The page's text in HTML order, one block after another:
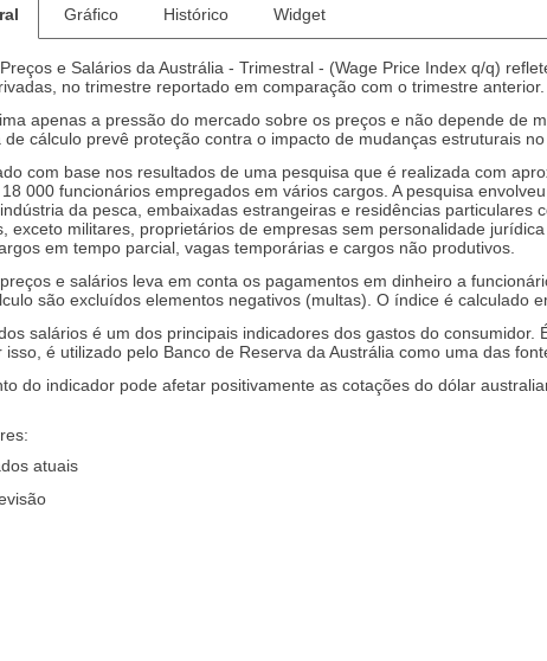
Gráfico Histórico Widget
e Salários da Austrália - Trimestral - (Wage Price Index q/q)
no trimestre reportado em comparação com o trimestre anterior.
apenas a pressão do mercado sobre os preços e não depende de
de cálculo prevê proteção contra o impacto de mudanças estruturais
com base nos resultados de uma pesquisa que é realizada com
000 funcionários empregados em vários cargos. A pesquisa
da pesca, embaixadas estrangeiras e residências
exceto militares, proprietários de empresas sem personalidade
em tempo parcial, vagas temporárias e cargos não produtivos.
e salários leva em conta os pagamentos em dinheiro a
são excluídos elementos negativos (multas). O índice é calculado
salários é um dos principais indicadores dos gastos do
isso, é utilizado pelo Banco de Reserva da Austrália como uma das
do indicador pode afetar positivamente as cotações do dólar
atuais